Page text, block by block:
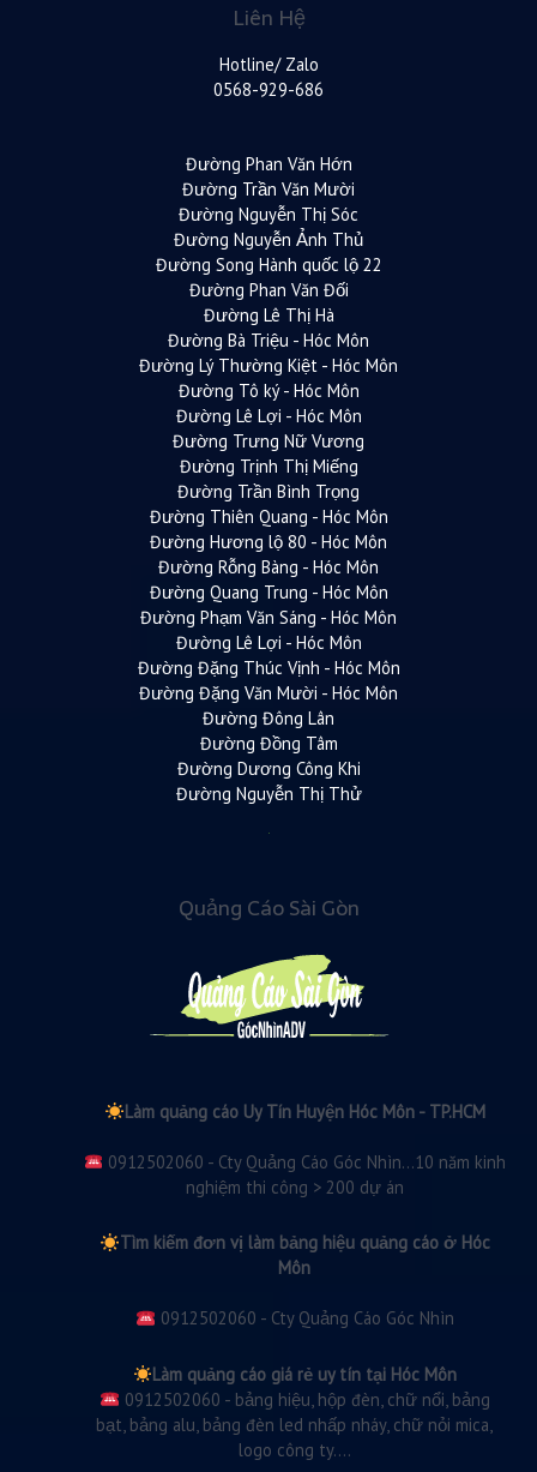
Liên Hệ
Hotline/ Zalo
0568-929-686
Đường Phan Văn Hớn
Đường Trần Văn Mười
Đường Nguyễn Thị Sóc
Đường Nguyễn Ảnh Thủ
Đường Song Hành quốc lộ 22
Đường Phan Văn Đối
Đường Lê Thị Hà
Đường Bà Triệu - Hóc Môn
Đường Lý Thường Kiệt - Hóc Môn
Đường Tô ký - Hóc Môn
Đường Lê Lợi - Hóc Môn
Đường Trưng Nữ Vương
Đường Trịnh Thị Miếng
Đường Trần Bình Trọng
Đường Thiên Quang - Hóc Môn
Đường Hương lộ 80 - Hóc Môn
Đường Rỗng Bàng - Hóc Môn
Đường Quang Trung - Hóc Môn
Đường Phạm Văn Sáng - Hóc Môn
Đường Lê Lợi - Hóc Môn
Đường Đặng Thúc Vịnh - Hóc Môn
Đường Đặng Văn Mười - Hóc Môn
Đường Đông Lân
Đường Đồng Tâm
Đường Dương Công Khi
Đường Nguyễn Thị Thử
Quảng Cáo Sài Gòn
Làm quảng cáo Uy Tín Huyện Hóc Môn - TP.HCM
0912502060 - Cty Quảng Cáo Góc Nhìn...10 năm kinh
nghiệm thi công > 200 dự án
Tìm kiếm đơn vị làm bảng hiệu quảng cáo ở Hóc
Môn
0912502060 - Cty Quảng Cáo Góc Nhìn
Làm quảng cáo giá rẻ uy tín tại Hóc Môn
0912502060 - bảng hiệu, hộp đèn, chữ nổi, bảng
bạt, bảng alu, bảng đèn led nhấp nháy, chữ nỏi mica,
logo công ty....